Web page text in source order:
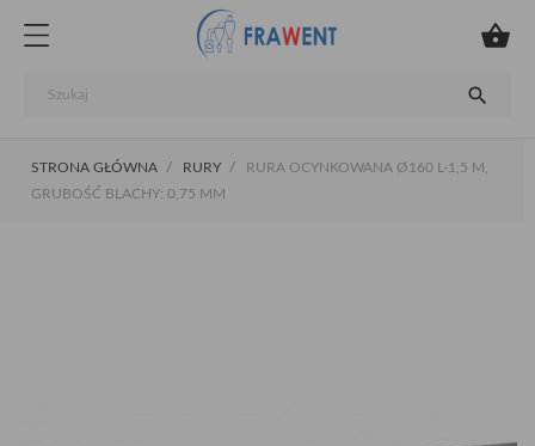


STRONA GŁÓWNA RURY
RURA OCYNKOWANA Ø160 L-1,5 M,
GRUBOŚĆ BLACHY: 0,75 MM